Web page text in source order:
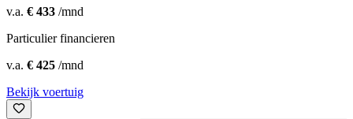
v.a. € 433 /mnd
Particulier financieren
v.a. € 425 /mnd
Bekijk voertuig